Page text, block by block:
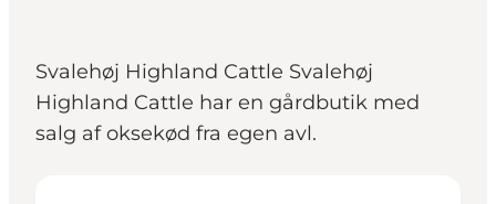
Svalehøj Highland Cattle Svalehøj
Highland Cattle har en gårdbutik med
salg af oksekød fra egen avl.